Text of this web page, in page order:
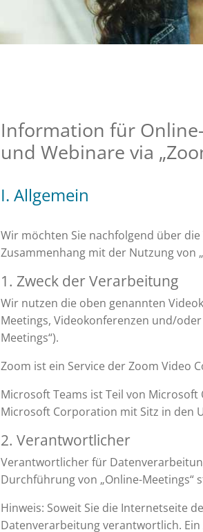
Information für
und Webinare via
I. Allgemein
Wir möchten Sie nachfolgend über
Zusammenhang mit der Nutzung von
1. Zweck der Verarbeitung
Wir nutzen die oben genannten
Meetings, Videokonferenzen und/
Meetings“).
Zoom ist ein Service der Zoom Video
Microsoft Teams ist Teil von
Microsoft Corporation mit Sitz in den
2. Verantwortlicher
Verantwortlicher für
Durchführung von „Online-Meetings“
Hinweis: Soweit Sie die Internetseite
Datenverarbeitung verantwortlich.